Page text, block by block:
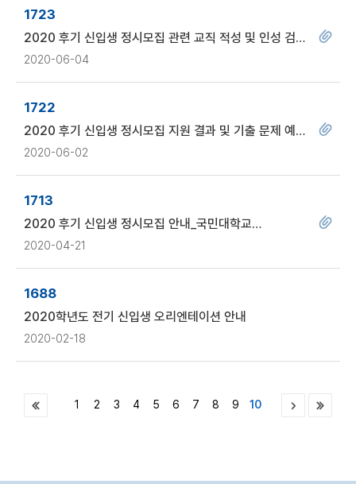
1723
2020 후기 신입생 정시모집 관련 교직 적성 및 인성 검사
안내(양성과정에 한함)
2020-06-04
1722
2020 후기 신입생 정시모집 지원 결과 및 기출 문제 예시
안내_국민대 교육대학원
2020-06-02
1713
2020 후기 신입생 정시모집 안내_국민대학교
교육대학원
2020-04-21
1688
2020학년도 전기 신입생 오리엔테이션 안내
2020-02-18
1 2 3 4 5 6 7 8 9 10